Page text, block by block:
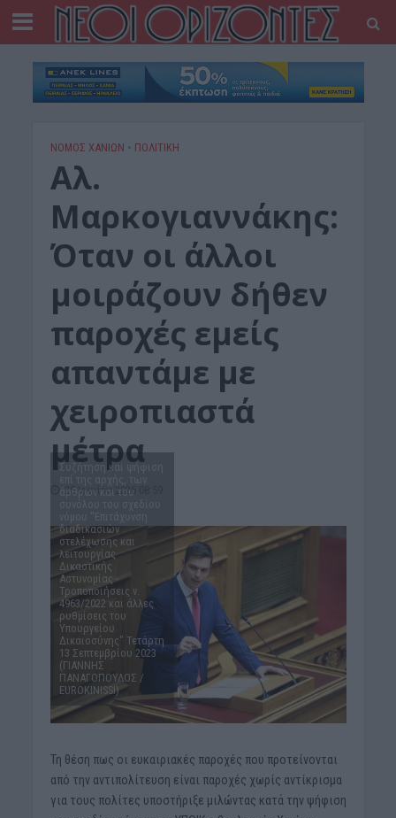
ΝΟΜΌΣ ΧΑΝΊΩΝ • ΠΟΛΙΤΙΚΗ
Αλ.
Μαρκογιαννάκης:
Όταν οι άλλοι
μοιράζουν δήθεν
παροχές εμείς
απαντάμε με
χειροπιαστά
μέτρα
25 Ιουνίου 2026 08:59
Συζήτηση και ψήφιση
άρθρων και του
διαδικασιών
στελέχωσης και
λειτουργίας
Δικαστικής
Αστυνομίας -
Τροποποιήσεις ν.
4963/2022 και άλλες
ρυθμίσεις του
Υπουργείου
Δικαιοσύνης" Τετάρτη
13 Σεπτεμβρίου 2023
(ΓΙΑΝΝΗΣ
ΠΑΝΑΓΟΠΟΥΛΟΣ /
EUROKINISSI)
Τη θέση πως οι ευκαιριακές παροχές που προτείνονται
από την αντιπολίτευση είναι παροχές χωρίς αντίκρισμα
για τους πολίτες υποστήριξε μιλώντας κατά την ψήφιση